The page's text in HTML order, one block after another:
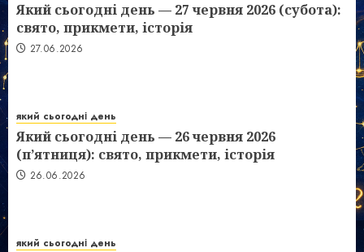
Який сьогодні день — 27 червня 2026 (субота):
свято, прикмети, історія
27.06.2026
який сьогодні день
Який сьогодні день — 26 червня 2026
(п’ятниця): свято, прикмети, історія
26.06.2026
який сьогодні день